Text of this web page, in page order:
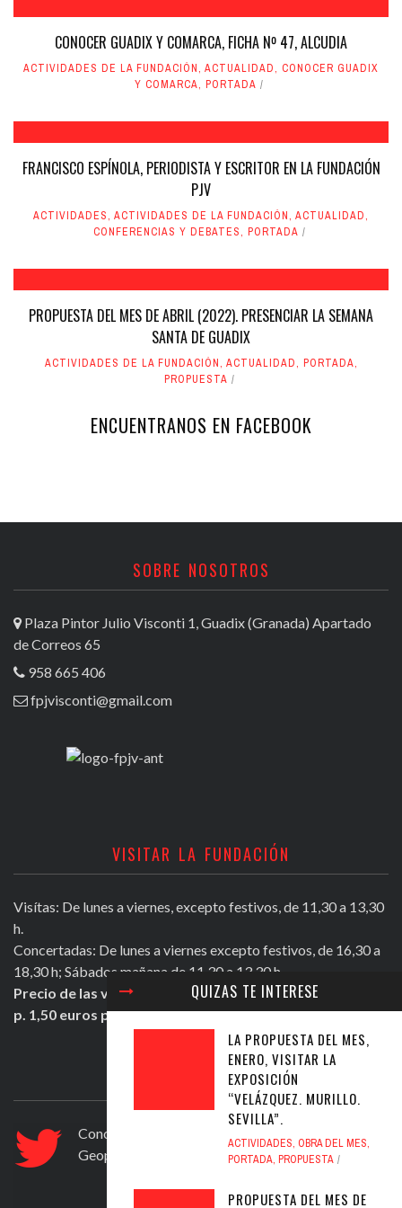
CONOCER GUADIX Y COMARCA, FICHA Nº 47, ALCUDIA
ACTIVIDADES DE LA FUNDACIÓN, ACTUALIDAD, CONOCER GUADIX
Y COMARCA, PORTADA
FRANCISCO ESPÍNOLA, PERIODISTA Y ESCRITOR EN LA FUNDACIÓN
PJV
ACTIVIDADES, ACTIVIDADES DE LA FUNDACIÓN, ACTUALIDAD,
CONFERENCIAS Y DEBATES, PORTADA
PROPUESTA DEL MES DE ABRIL (2022). PRESENCIAR LA SEMANA
SANTA DE GUADIX
ACTIVIDADES DE LA FUNDACIÓN, ACTUALIDAD, PORTADA,
PROPUESTA
QUIZAS TE INTERESE
LA PROPUESTA DEL MES,
ENERO, VISITAR LA
EXPOSICIÓN
“VELÁZQUEZ. MURILLO.
SEVILLA”.
ACTIVIDADES, OBRA DEL MES,
PORTADA, PROPUESTA
PROPUESTA DEL MES DE
ENCUENTRANOS EN FACEBOOK
SOBRE NOSOTROS
Plaza Pintor Julio Visconti 1, Guadix (Granada) Apartado
de Correos 65
958 665 406
fpjvisconti@gmail.com
VISITAR LA FUNDACIÓN
Visítas: De lunes a viernes, excepto festivos, de 11,30 a 13,30
h.
Concertadas: De lunes a viernes excepto festivos, de 16,30 a
18,30 h; Sábados mañana de 11,30 a 13,30 h.
Precio de las visitas: Individual 2 euros. Grupos + de 10
p. 1,50 euros persona.
ULTIMOS TWEETS
Conocer Guadix y comarca, ficha nº 83. El
Geoparque de Granada
https://t.co/ad6594yfVv